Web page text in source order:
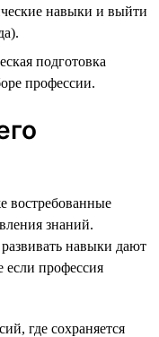
навыки и выйти
подготовка
профессии.
востребованные
знаний.
развивать навыки дают
если профессия
где сохраняется